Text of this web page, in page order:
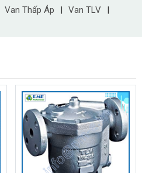
Van Thấp Áp | Van TLV
|